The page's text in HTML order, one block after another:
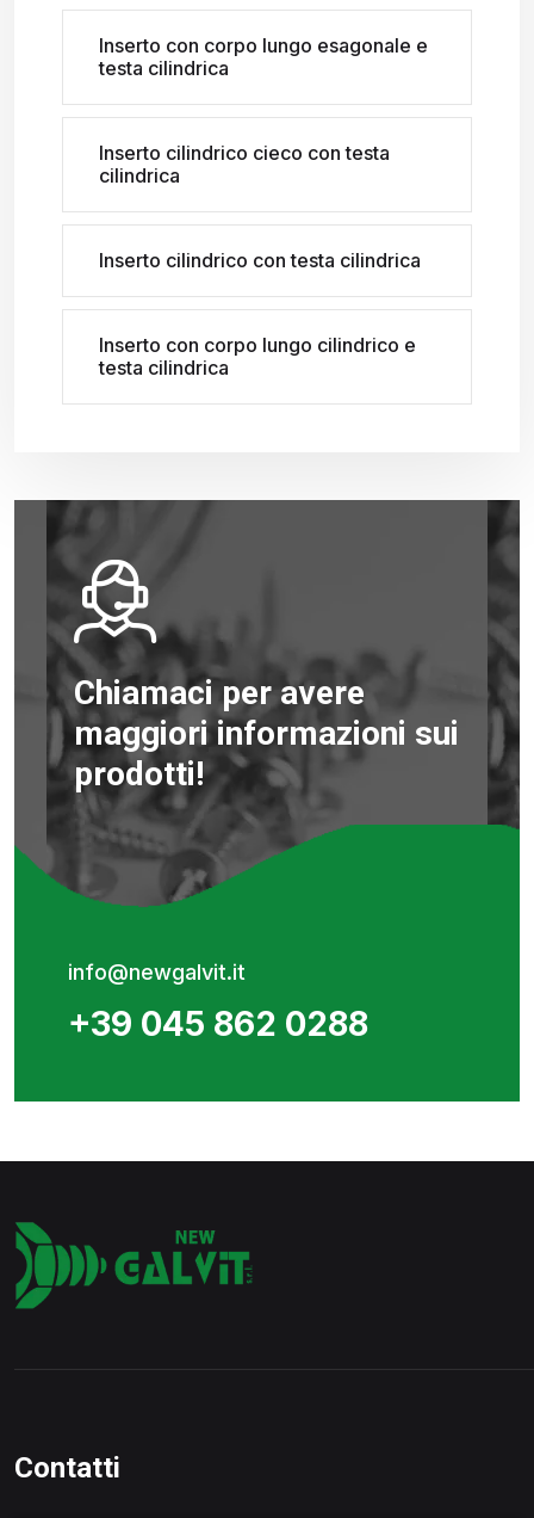
Inserto con corpo lungo esagonale e
testa cilindrica
Inserto cilindrico cieco con testa
cilindrica
Inserto cilindrico con testa cilindrica
Inserto con corpo lungo cilindrico e
testa cilindrica
Chiamaci per avere
maggiori informazioni sui
prodotti!
info@newgalvit.it
+39 045 862 0288
Contatti